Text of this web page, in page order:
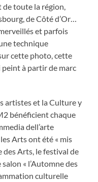
de toute la région,
de Côté d’Or…
et parfois
technique
cette photo, cette
peint à partir de marc
artistes et la Culture y
bénéficient chaque
dell’arte
Arts ont été « mis
des Arts, le festival de
« l’Automne des
culturelle